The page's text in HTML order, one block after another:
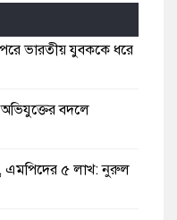
পরে ভারতীয় যুবককে ধরে
অভিযুক্তের বদলে
এমপিদের ৫ লাখ: নুরুল